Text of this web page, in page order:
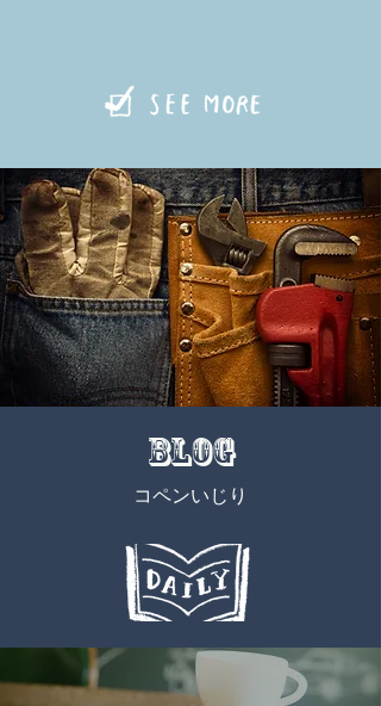
BLOG
​コペンいじり